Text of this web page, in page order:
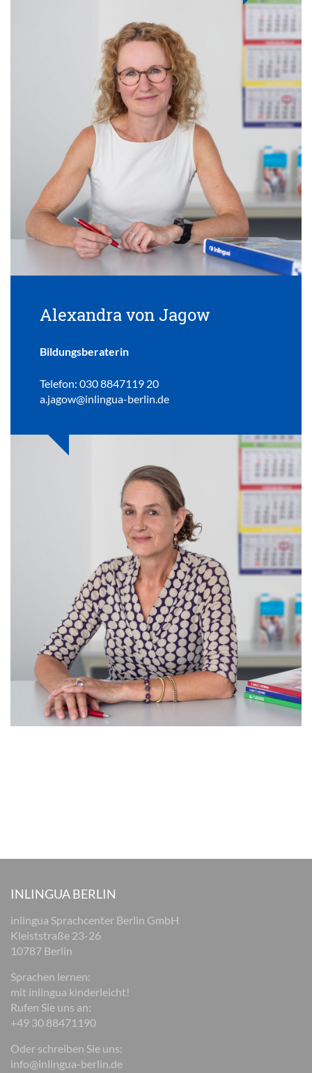
Alexandra von Jagow
Bildungsberaterin
Telefon: 030 8847119 20
a.jagow@inlingua-berlin.de
INLINGUA BERLIN
inlingua Sprachcenter Berlin GmbH
Kleiststraße 23-26
10787 Berlin
Sprachen lernen:
mit inlingua kinderleicht!
Rufen Sie uns an:
+49 30 88471190
Oder schreiben Sie uns:
info@inlingua-berlin.de